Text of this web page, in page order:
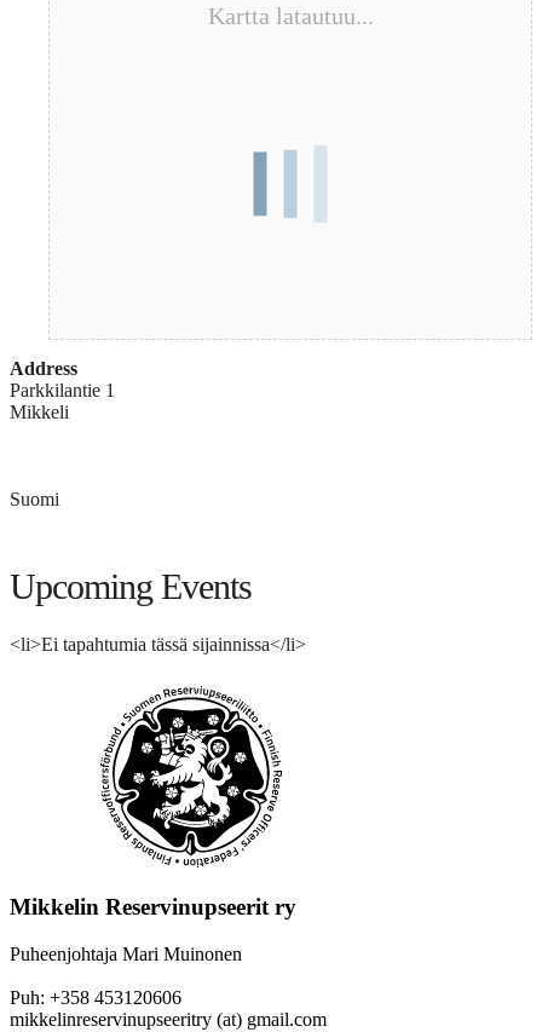
Kartta latautuu...
Address
Parkkilantie 1
Mikkeli
Suomi
Upcoming Events
<li>Ei tapahtumia tässä sijainnissa</li>
Mikkelin Reservinupseerit ry
Puheenjohtaja Mari Muinonen
Puh: +358 453120606
mikkelinreservinupseeritry (at) gmail.com